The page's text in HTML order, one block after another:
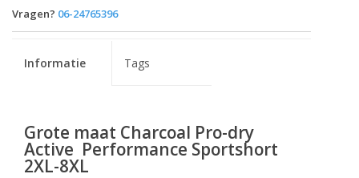
Vragen? 06-24765396
Informatie Tags
Grote maat Charcoal Pro-dry
Active Performance Sportshort
2XL-8XL